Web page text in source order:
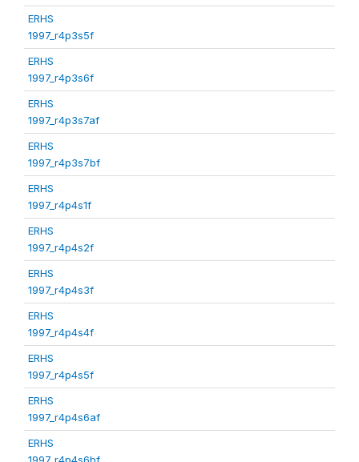
ERHS
1997_r4p3s5f
ERHS
1997_r4p3s6f
ERHS
1997_r4p3s7af
ERHS
1997_r4p3s7bf
ERHS
1997_r4p4s1f
ERHS
1997_r4p4s2f
ERHS
1997_r4p4s3f
ERHS
1997_r4p4s4f
ERHS
1997_r4p4s5f
ERHS
1997_r4p4s6af
ERHS
1997_r4p4s6bf